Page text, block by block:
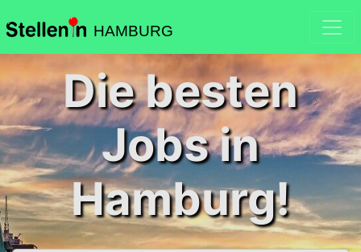
HAMBURG
Die besten
Jobs in
Hamburg!